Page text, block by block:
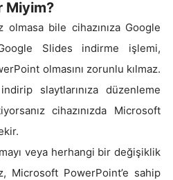
Miyim?
olmasa bile cihazınıza Google
Slides indirme işlemi,
olmasını zorunlu kılmaz.
slaytlarınıza düzenleme
cihazınızda Microsoft
veya herhangi bir değişiklik
Microsoft PowerPoint’e sahip